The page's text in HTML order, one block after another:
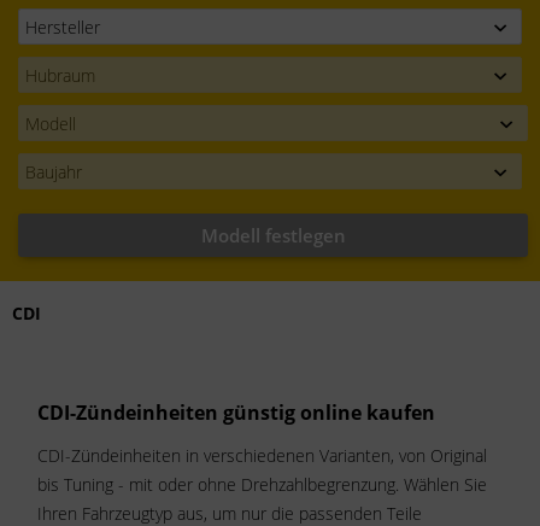
Modell festlegen
CDI
CDI-Zündeinheiten günstig online kaufen
CDI-Zündeinheiten in verschiedenen Varianten, von Original
bis Tuning - mit oder ohne Drehzahlbegrenzung. Wählen Sie
Ihren Fahrzeugtyp aus, um nur die passenden Teile